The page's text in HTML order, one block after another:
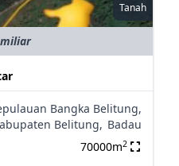
Tanah
Bangka Belitung,
Belitung, Badau
70000m2